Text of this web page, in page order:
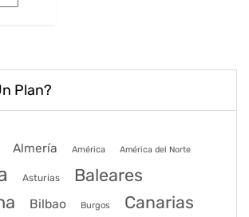
es:
Plan?
Almería América América del Norte
Asturias Baleares
Bilbao Burgos Canarias